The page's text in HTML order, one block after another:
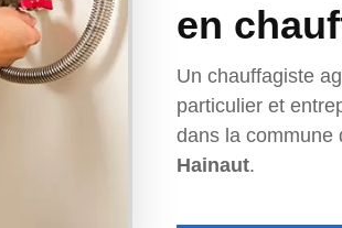
en
Un chauffagiste
particulier et
dans la commune
Hainaut.